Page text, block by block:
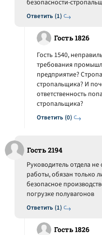
Ответить (1)
безопасности-
Гость 1826
Ответить (0)
Гость 1540,
требования
предприятие?
стропальщика? И
ответственность
стропальщика?
Гость 2194
Ответить (1)
Руководитель отдела
работы, обязан только
безопасное
погрузке полувагонов
Гость 1826